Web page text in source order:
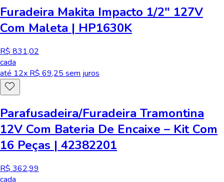
Furadeira Makita Impacto 1/2" 127V
Com Maleta | HP1630K
R$ 831,02
cada
até 12x R$ 69,25 sem juros
Parafusadeira/Furadeira Tramontina
12V Com Bateria De Encaixe – Kit Com
16 Peças | 42382201
R$ 362,99
cada